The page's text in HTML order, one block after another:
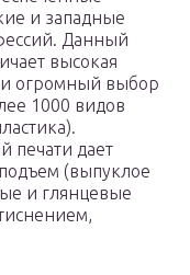
и западные
Данный
высокая
и огромный выбор
1000 видов
печати дает
(выпуклое
и глянцевые